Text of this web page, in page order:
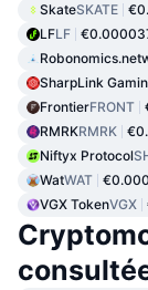
SkateSKATE
LFLF
SharpLink
FrontierFRONT
RMRKRMRK
Niftyx Protocol
WatWAT
VGX TokenVGX